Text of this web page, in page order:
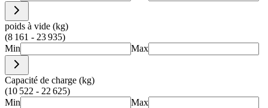
poids à vide (kg)
(8 161 - 23 935)
Min
Max
Capacité de charge (kg)
(10 522 - 22 625)
Min
Max